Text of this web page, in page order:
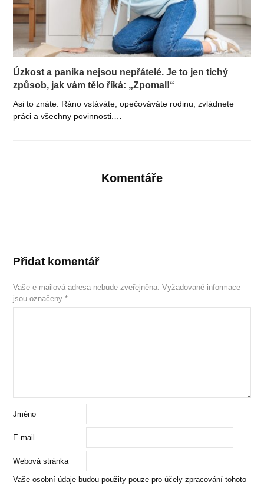
Úzkost a panika nejsou nepřátelé. Je to jen tichý
způsob, jak vám tělo říká: „Zpomal!“
Asi to znáte. Ráno vstáváte, opečováváte rodinu, zvládnete
práci a všechny povinnosti.…
Komentáře
Přidat komentář
Vaše e-mailová adresa nebude zveřejněna. Vyžadované informace
jsou označeny*
Jméno
E-mail
Webová stránka
Vaše osobní údaje budou použity pouze pro účely zpracování tohoto